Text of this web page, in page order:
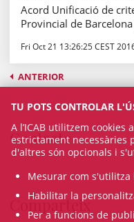
Acord Unificació de
Provincial de
Fri Oct 21 13:26:25 CEST
ANTERIOR
Contacte
Comparteix
TU POTS CONTROLAR
A l’ICAB utilitzem cookies
estrictament necessàries
d'altres són opcionals i
Mesurar com s'utilitza
Habilitar la
Per a funcions de